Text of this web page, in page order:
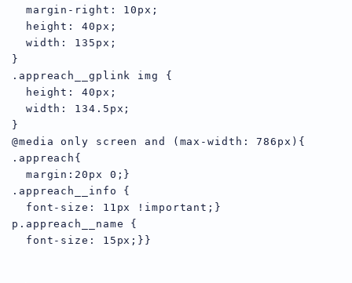
  margin-right: 10px;
  height: 40px;
  width: 135px;
}
.appreach__gplink img {
  height: 40px;
  width: 134.5px;
}
@media only screen and (max-width: 786px){
.appreach{
  margin:20px 0;}
.appreach__info {
  font-size: 11px !important;}
p.appreach__name {